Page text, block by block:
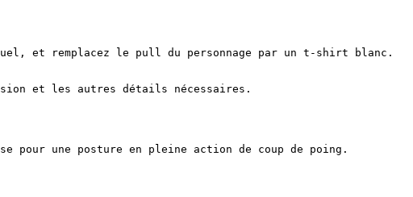
et remplacez le pull du personnage par un t-shirt blanc.
et les autres détails nécessaires.
pour une posture en pleine action de coup de poing.